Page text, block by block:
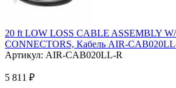
20 ft LOW LOSS CABLE ASSEMBLY
CONNECTORS, Кабель AIR-
Артикул: AIR-CAB020LL-R
5 811 ₽